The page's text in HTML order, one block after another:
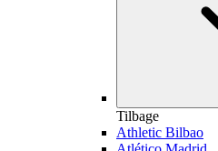
Tilbage
Athletic Bilbao